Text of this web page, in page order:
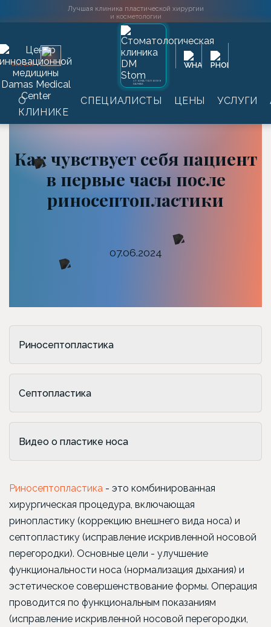
Лучшая клиника пластической хирургии
и косметологии
SINCE2016
СТОМАТОЛОГИЯ
DAMAS
О
КЛИНИКЕ
СПЕЦИАЛИСТЫ ЦЕНЫ УСЛУГИ
Главная
себя пациент в первые часы после
Как чувствует себя пациент
в первые часы после
риносептопластики
07.06.2024
Риносептопластика
Септопластика
Видео о пластике носа
Риносептопластика - это комбинированная
хирургическая процедура, включающая
ринопластику (коррекцию внешнего вида носа) и
септопластику (исправление искривленной носовой
перегородки). Основные цели - улучшение
функциональности носа (нормализация дыхания) и
эстетическое совершенствование формы. Операция
проводится по функциональным показаниям
(исправление искривленной носовой перегородки,